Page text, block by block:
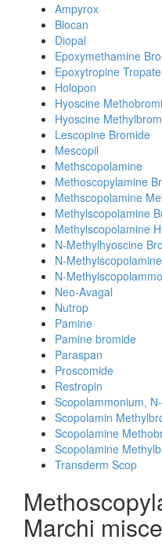
Ampyrox
Blocan
Diopal
Epoxymethamine
Epoxytropine
Holopon
Hyoscine
Hyoscine
Lescopine Bromide
Mescopil
Methscopolamine
Methoscopylamine
Methscopolamine
Methylscopolamine
Methylscopolamine
N-Methylhyoscine
N-
N-
Neo-Avagal
Nutrop
Pamine
Pamine bromide
Paraspan
Proscomide
Restropin
Scopolammonium,
Scopolamin
Scopolamine
Scopolamine
Transderm Scop
Marchi